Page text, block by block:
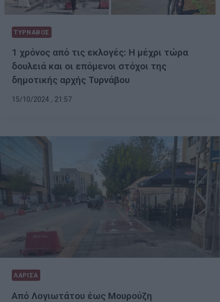
ΤΥΡΝΑΒΟΣ
1 χρόνος από τις εκλογές: Η μέχρι τώρα
δουλειά και οι επόμενοι στόχοι της
δημοτικής αρχής Τυρνάβου
15/10/2024 , 21:57
ΛΑΡΙΣΑ
Από Λογιωτάτου έως Μουρούζη